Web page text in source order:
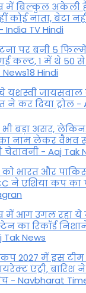
में बिल्कुल अकेली हैं
कोई नाता, बेटा
TV Hindi
पर बनी 5
कल्ट, 1 में थे 50 से
Hindi
यशस्वी जायसवाल
ने कर द‍िया ट्रोल -
बड़ा असर,
नाम लेकर वैभव
चेतावनी - Aaj Tak
भारत और
ने एशिया कप का
में आग उगल रहा
का रिकॉर्ड
News
कप 2027 में इस
एंट्री, बारिश ने
- Navbharat